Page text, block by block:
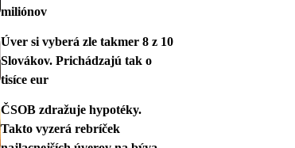
miliónov
Úver si vyberá zle takmer 8 z 10
Slovákov. Prichádzajú tak o
tisíce eur
ČSOB zdražuje hypotéky.
Takto vyzerá rebríček